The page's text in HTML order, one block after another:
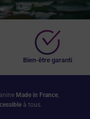
Bien-être garanti
Made in France,
à tous.